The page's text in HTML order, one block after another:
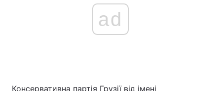
ad
Консервативна партія Грузії від імені